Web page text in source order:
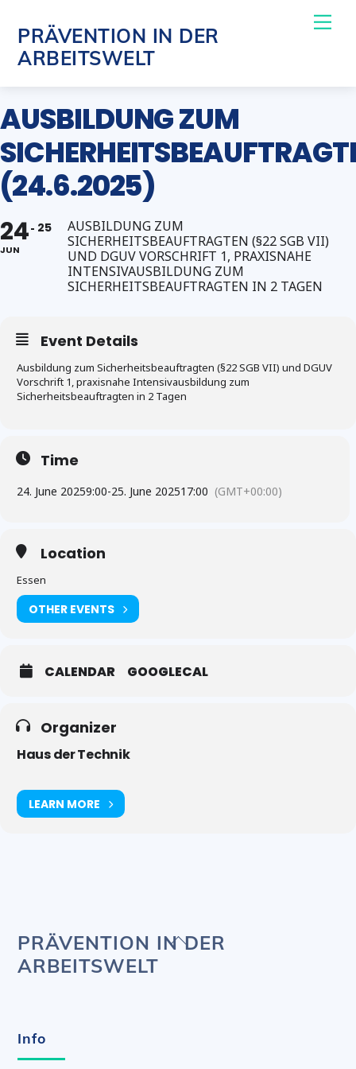
content
PRÄVENTION IN DER
ARBEITSWELT
AUSBILDUNG ZUM
(24.6.2025)
24
JUN
25
AUSBILDUNG ZUM
SICHERHEITSBEAUFTRAGTEN (§22 SGB VII)
UND DGUV VORSCHRIFT 1, PRAXISNAHE
INTENSIVAUSBILDUNG ZUM
SICHERHEITSBEAUFTRAGTEN IN 2 TAGEN
Event Details
Ausbildung zum Sicherheitsbeauftragten (§22 SGB VII) und DGUV
Vorschrift 1, praxisnahe Intensivausbildung zum
Sicherheitsbeauftragten in 2 Tagen
Time
24. June 20259:00-25. June 202517:00 (GMT+00:00)
Location
Essen
OTHER EVENTS
CALENDAR GOOGLECAL
Organizer
Haus der Technik
LEARN MORE
Back
PRÄVENTION IN DER
ARBEITSWELT
Info